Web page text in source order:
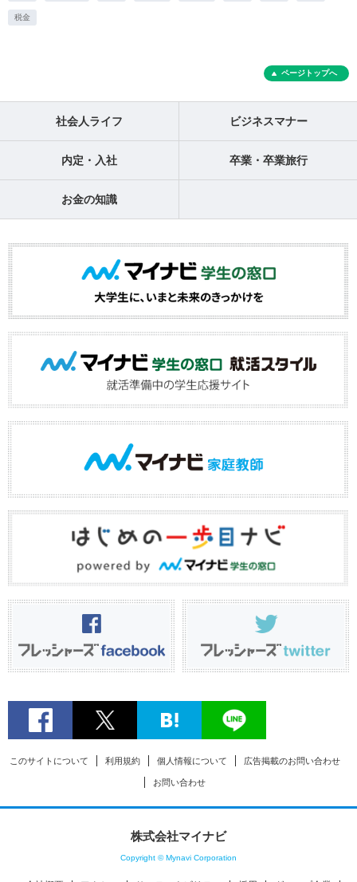
税金
ページトップへ
社会人ライフ ビジネスマナー
内定・入社 卒業・卒業旅行
お金の知識
このサイトについて 利用規約 個人情報について 広告掲載のお問い合わせ
お問い合わせ
株式会社マイナビ
Copyright © Mynavi Corporation